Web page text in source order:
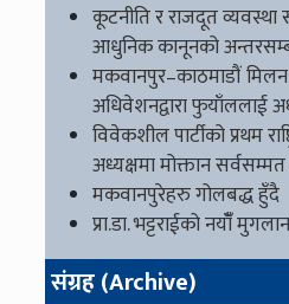
कूटनीति र राजदूत व्यवस्था
आधुनिक कानूनको
मकवानपुर–काठमाडौं
अधिवेशनद्वारा फुयाँललाई
विवेकशील पार्टीको प्रथम
अध्यक्षमा मोक्तान
मकवानपुरेहरु गोलबद्ध हुँदै
प्रा.डा. भट्टराईको नयाँँ
संग्रह (Archive)